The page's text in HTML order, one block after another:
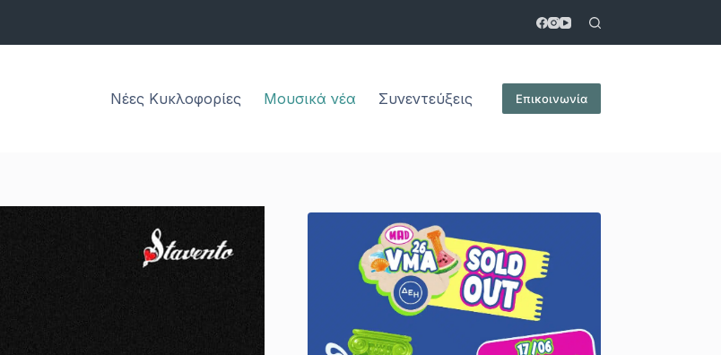
Νέες Κυκλοφορίες Μουσικά νέα Συνεντεύξεις Επικοινωνία